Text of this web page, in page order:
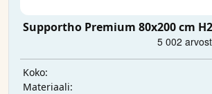
Supportho Premium 80x200 cm
Koko:
Materiaali: